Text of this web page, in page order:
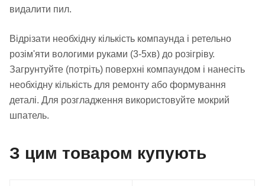
видалити пил.
Відрізати необхідну кількість компаунда і ретельно
розім'яти вологими руками (3-5хв) до розігріву.
Загрунтуйте (потріть) поверхні компаундом і нанесіть
необхідну кількість для ремонту або формування
деталі. Для розгладження використовуйте мокрий
шпатель.
З цим товаром купують